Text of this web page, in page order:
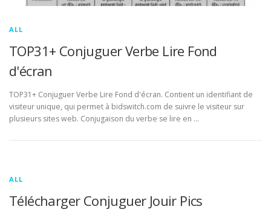
ALL
TOP31+ Conjuguer Verbe Lire Fond
d'écran
TOP31+ Conjuguer Verbe Lire Fond d'écran. Contient un identifiant de
visiteur unique, qui permet à bidswitch.com de suivre le visiteur sur
plusieurs sites web. Conjugaison du verbe se lire en …
ALL
Télécharger Conjuguer Jouir Pics